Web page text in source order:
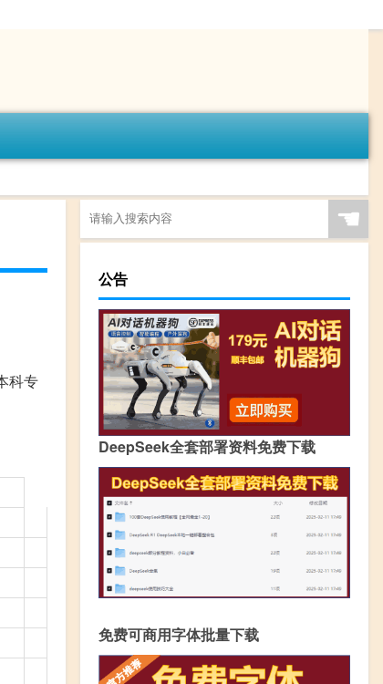
科专
☚
公告
DeepSeek全套部署资料免费下载
免费可商用字体批量下载